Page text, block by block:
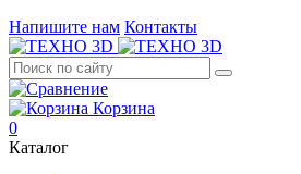
Напишите нам Контакты
Корзина
0
Каталог